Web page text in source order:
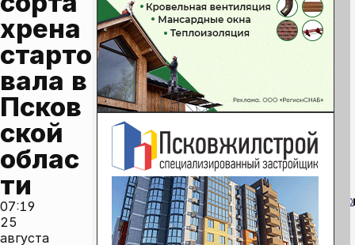
хрена
старто
вала в
Псков
ской
облас
ти
07:19
25
августа
0